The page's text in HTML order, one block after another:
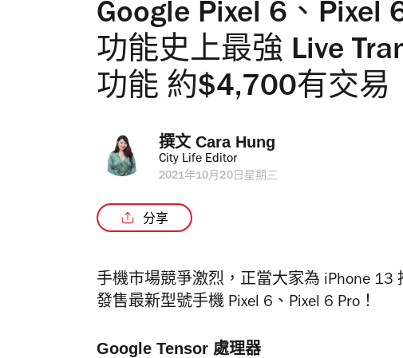
Google Pixel 6、Pixel
功能史上最強 Live
功能 約$4,700有交易
撰文 Cara Hung
City Life Editor
2021年10月20日星期三
分享
手機市場競爭激烈，正當大家為 iPhone 13
發售最新型號手機 Pixel 6、Pixel 6 Pro！
Google Tensor 處理器